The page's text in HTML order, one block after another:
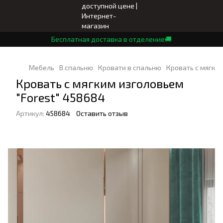
Бесплатная доставка в отделение🚚
Мебель В спальню Кровати в спальню Кровать с
Кровать с мягким изголовьем
"Forest" 458684
Артикул: 458684 Оставить отзыв